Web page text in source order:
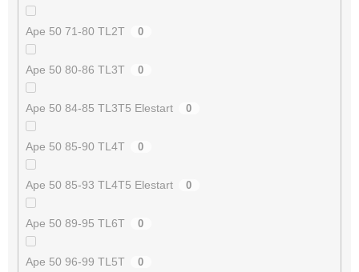
Ape 50 71-80 TL2T 0
Ape 50 80-86 TL3T 0
Ape 50 84-85 TL3T5 Elestart 0
Ape 50 85-90 TL4T 0
Ape 50 85-93 TL4T5 Elestart 0
Ape 50 89-95 TL6T 0
Ape 50 96-99 TL5T 0